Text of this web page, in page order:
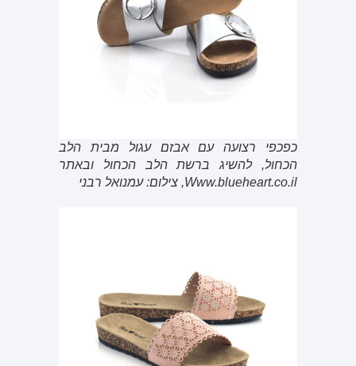
כפכפי רצועה עם אבזם עגול מבית הלב
הכחול, להשיג ברשת הלב הכחול ובאתר
Www.blueheart.co.il, צילום: עמנואל רבני